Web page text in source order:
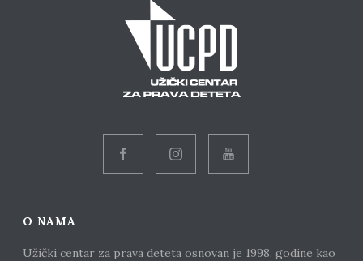
O NAMA
Užički centar za prava deteta osnovan je 1998. godine kao